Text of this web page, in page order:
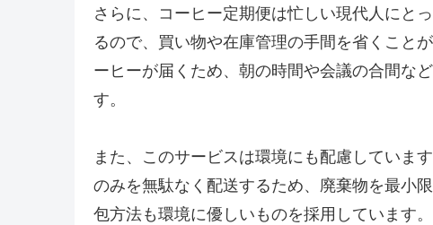
さらに、コーヒー定期便は忙しい現代人にと
るので、買い物や在庫管理の手間を省くこと
ーヒーが届くため、朝の時間や会議の合間な
す。
また、このサービスは環境にも配慮していま
のみを無駄なく配送するため、廃棄物を最小
包方法も環境に優しいものを採用しています。